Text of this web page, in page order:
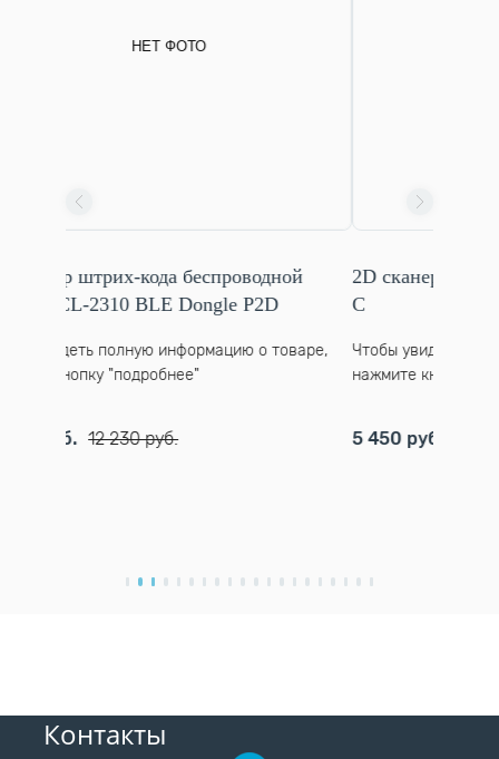
беспроводной
Dongle P2D
о товаре,
2D сканер штрих-кода Pos Center
C
Чтобы увидеть полную информацию о
нажмите кнопку "подробнее"
Контакты